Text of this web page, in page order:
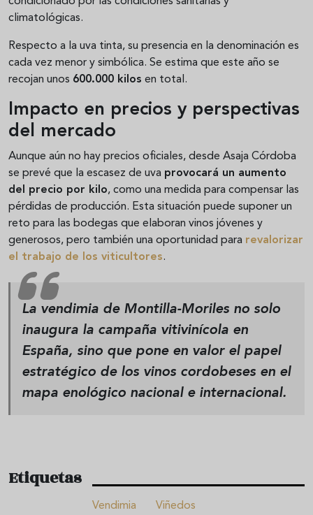
climatológicas.
Respecto a la uva tinta, su presencia en la denominación es
cada vez menor y simbólica. Se estima que este año se
recojan unos 600.000 kilos en total.
Impacto en precios y perspectivas
del mercado
Aunque aún no hay precios oficiales, desde Asaja Córdoba
se prevé que la escasez de uva provocará un aumento
del precio por kilo, como una medida para compensar las
pérdidas de producción. Esta situación puede suponer un
reto para las bodegas que elaboran vinos jóvenes y
generosos, pero también una oportunidad para revalorizar
el trabajo de los viticultores.
La vendimia de Montilla-Moriles no solo
inaugura la campaña vitivinícola en
España, sino que pone en valor el papel
estratégico de los vinos cordobeses en el
mapa enológico nacional e internacional.
Etiquetas
Vendimia Viñedos